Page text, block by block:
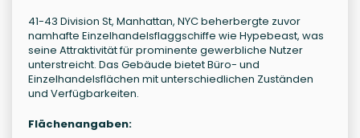
41-43 Division St, Manhattan, NYC beherbergte zuvor
namhafte Einzelhandelsflaggschiffe wie Hypebeast, was
seine Attraktivität für prominente gewerbliche Nutzer
unterstreicht. Das Gebäude bietet Büro- und
Einzelhandelsflächen mit unterschiedlichen Zuständen
und Verfügbarkeiten.
Flächenangaben: